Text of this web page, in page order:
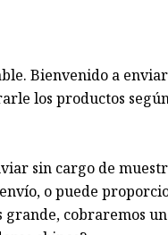
Bienvenido a
los productos
sin cargo de
o puede
grande, cobraremos